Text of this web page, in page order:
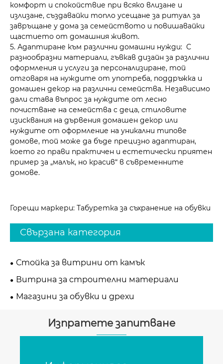
комфорт и спокойствие при всяко влизане и
излизане, създавайки топло усещане за ритуал за
завръщане у дома за семейството и повишавайки
щастието от домашния живот.
5. Адаптиране към различни домашни нужди: С
разнообразни материали, гъвкав дизайн за различни
оформления и услуги за персонализиране, той
отговаря на нуждите от употреба, поддръжка и
домашен декор на различни семейства. Независимо
дали става въпрос за нуждите от лесно
почистване на семейства с деца, стиловите
изисквания на дървения домашен декор или
нуждите от оформление на уникални типове
домове, той може да бъде прецизно адаптиран,
което го прави практичен и естетически приятен
пример за „малък, но красив“ в съвременните
домове.
Горещи маркери: Табуретка за съхранение на обувки
Свързана категория
Стойка за витрини от камък
Витрина за строителни материали
Магазини за обувки и дрехи
Изпратете запитване